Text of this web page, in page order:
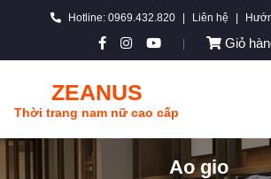
Hotline: 0969.432.820 Liên hệ
Giỏ
ZEANUS
Thời trang nam nữ cao cấp
Ao gio